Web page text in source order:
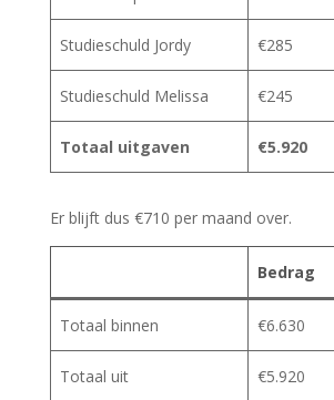
Studieschuld Jordy €285
Studieschuld Melissa €245
Totaal uitgaven €5.920
Er blijft dus €710 per maand over.
Bedrag
Totaal binnen €6.630
Totaal uit €5.920